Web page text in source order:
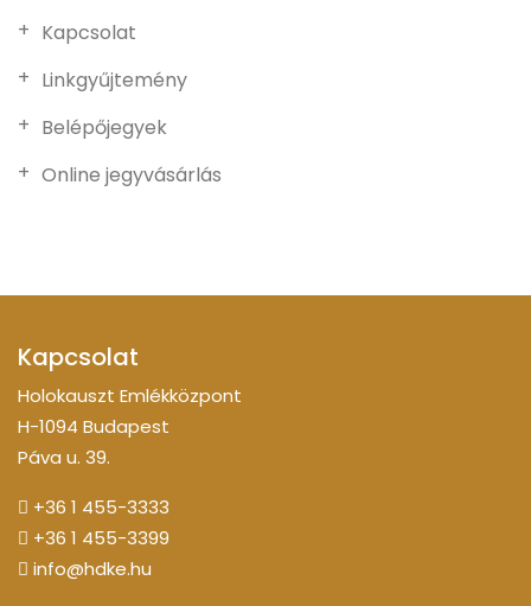
Kapcsolat
Linkgyűjtemény
Belépőjegyek
Online jegyvásárlás
Kapcsolat
Holokauszt Emlékközpont
H-1094 Budapest
Páva u. 39.
+36 1 455-3333
+36 1 455-3399
info@hdke.hu